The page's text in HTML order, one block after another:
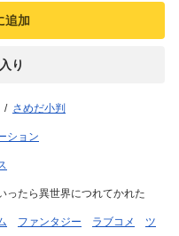
追加
り
さめだ小判
ション
ったら異世界につれてかれた
ファンタジー ラブコメ
ツ